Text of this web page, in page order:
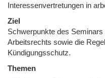
Interessenvertretungen in
Ziel
Schwerpunkte des
Arbeitsrechts sowie die
Kündigungsschutz.
Themen